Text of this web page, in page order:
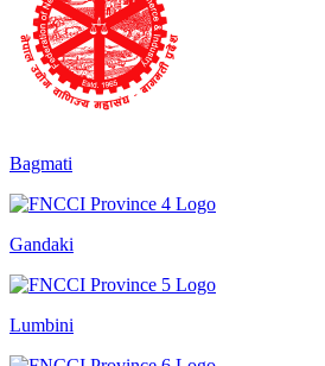
Bagmati
Gandaki
Lumbini